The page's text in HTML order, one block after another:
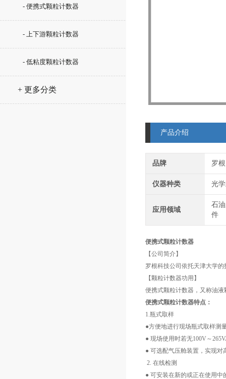
- 便携式颗粒计数器
- 上下游颗粒计数器
- 低粘度颗粒计数器
+ 更多分类
产品介绍
品牌 罗根
仪器种类 光
应用领域
石
件
便携式颗粒计数器
【公司简介】
罗根科技公司依托天津大学
【颗粒计数器功用】
便携式颗粒计数器，又称油
便携式颗粒计数器特点：
1.瓶式取样
●方便地进行现场瓶式取样测
● 现场使用时若无100V～
● 可选配气压舱装置，实现对
2. 在线检测
● 可安装在新的或正在使用